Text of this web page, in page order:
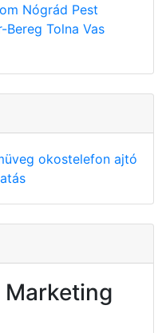
Nógrád Pest
Bereg Tolna Vas
okostelefon ajtó
Marketing